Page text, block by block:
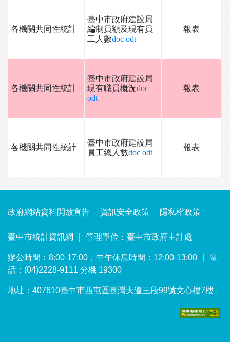
各機關共同性統計
臺中市政府建設局
編制員額及現有員
工人數doc odt
報表
各機關共同性統計
臺中市政府建設局
現有職員概況doc
odt
報表
各機關共同性統計
臺中市政府建設局
員工總人數doc odt
報表
政府網站資料開放宣告 資訊安全政策 隱私權政策
臺中市統計資訊網 ｜ 管理單位：臺中市政府主計處
辦公時間：8:00-17:00，中午休息時間：12:00-13:00 ｜ 電
話：(04)2228-9111 分機 19300
地址：407610臺中市西屯區臺灣大道三段99號文心樓7樓